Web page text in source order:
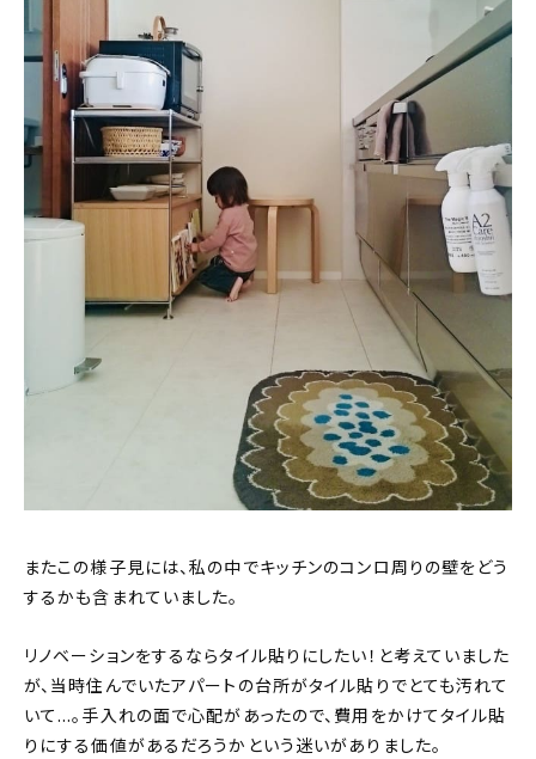
またこの様子見には、私の中でキッチンのコンロ周りの壁をどう
するかも含まれていました。
リノベーションをするならタイル貼りにしたい！と考えていました
が、当時住んでいたアパートの台所がタイル貼りでとても汚れて
いて…。手入れの面で心配があったので、費用をかけてタイル貼
りにする価値があるだろうかという迷いがありました。